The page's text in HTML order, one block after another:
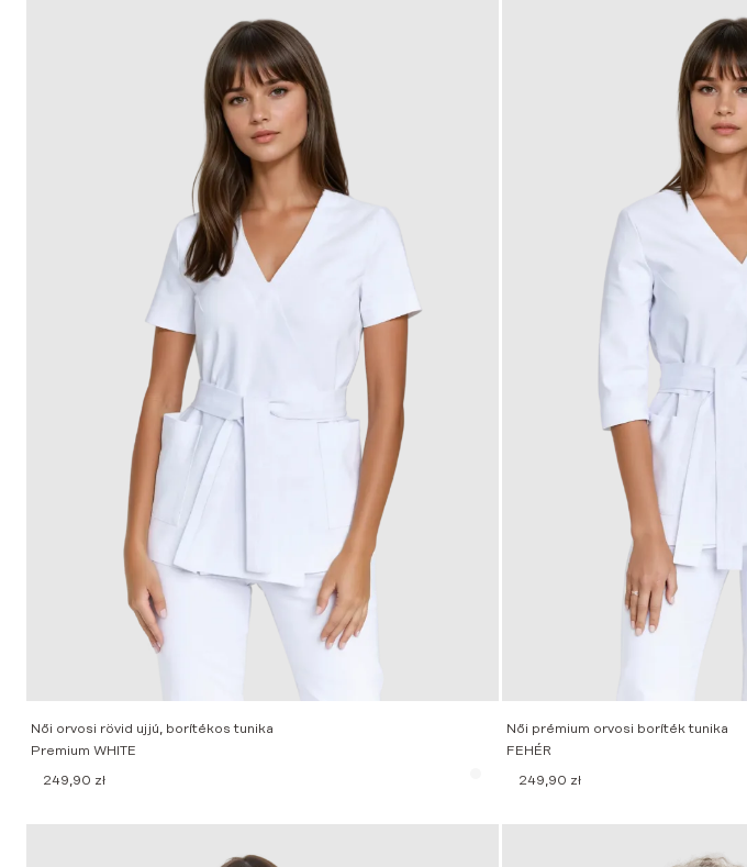
Női orvosi rövid ujjú, borítékos tunika
Premium WHITE
249,90 zł
Női prémium orvosi boríték tunika
FEHÉR
249,90 zł